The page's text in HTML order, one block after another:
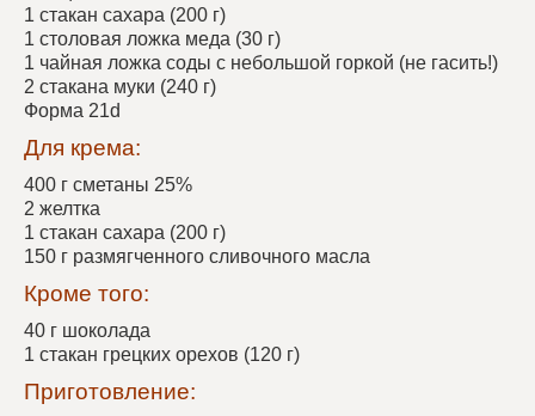
1 стакан сахара (200 г)
1 столовая ложка меда (30 г)
1 чайная ложка соды с небольшой горкой (не гасить!)
2 стакана муки (240 г)
Форма 21d
Для крема:
400 г сметаны 25%
2 желтка
1 стакан сахара (200 г)
150 г размягченного сливочного масла
Кроме того:
40 г шоколада
1 стакан грецких орехов (120 г)
Приготовление: